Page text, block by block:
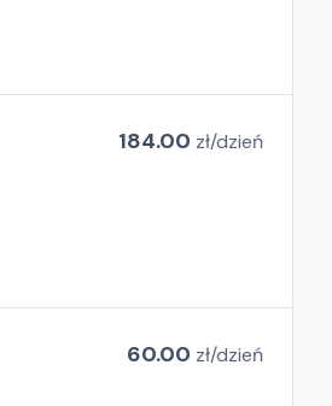
184.00 zł/dzień
60.00 zł/dzień